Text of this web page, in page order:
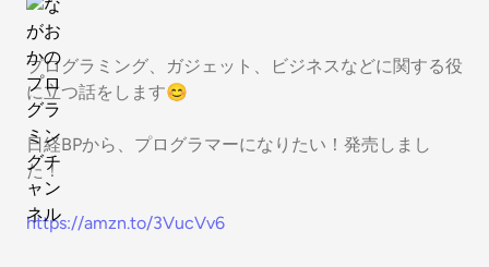
プログラミング、ガジェット、ビジネスなどに関する役
に立つ話をします😊
日経BPから、プログラマーになりたい！発売しまし
た！
https://amzn.to/3VucVv6